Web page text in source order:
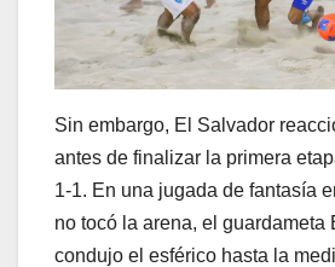
Sin embargo, El Salvador
antes de finalizar la primera
1-1. En una jugada de fantasía
no tocó la arena, el guardameta
condujo el esférico hasta la